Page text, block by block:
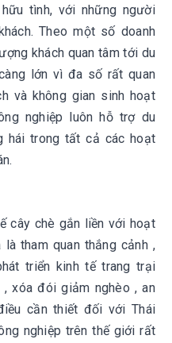
tình, với những người
Theo một số doanh
khách quan tâm tới du
lớn vì đa số rất quan
và không gian sinh hoạt
nghiệp luôn hỗ trợ du
hái trong tất cả các hoạt
cây chè gắn liền với hoạt
tham quan thắng cảnh ,
triển kinh tế trang trại
xóa đói giảm nghèo , an
cần thiết đối với Thái
nghiệp trên thế giới rất